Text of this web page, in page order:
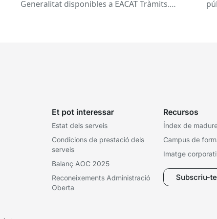
Generalitat disponibles a EACAT Tràmits.
Et pot interessar
Estat dels serveis
Condicions de prestació dels
serveis
Balanç AOC 2025
Reconeixements Administració
Oberta
Recursos
Índex de
Campus de
Imatge
Subscriu-